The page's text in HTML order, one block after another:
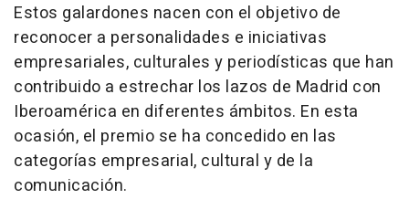
Estos galardones nacen con el objetivo de
reconocer a personalidades e iniciativas
empresariales, culturales y periodísticas que han
contribuido a estrechar los lazos de Madrid con
Iberoamérica en diferentes ámbitos. En esta
ocasión, el premio se ha concedido en las
categorías empresarial, cultural y de la
comunicación.